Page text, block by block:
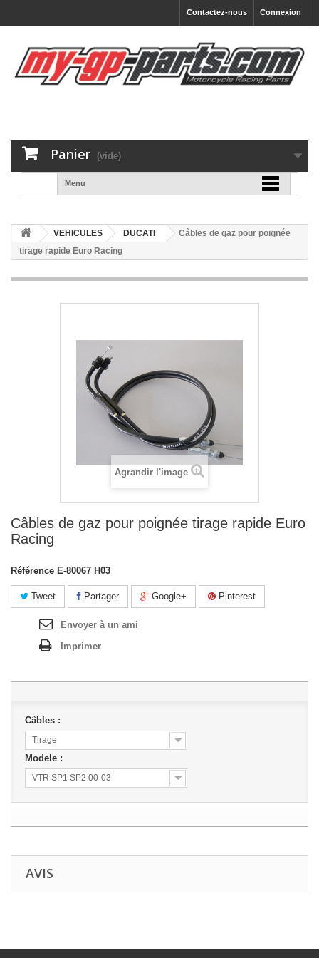
Connexion
Contactez-nous
Panier (vide)
Menu
VEHICULES DUCATI
Câbles de gaz pour poignée
tirage rapide Euro Racing
Agrandir l'image
Câbles de gaz pour poignée tirage rapide Euro
Racing
Référence E-80067 H03
Tweet Partager Google+ Pinterest
Envoyer à un ami
Imprimer
Câbles :
Tirage
Modele :
VTR SP1 SP2 00-03
AVIS